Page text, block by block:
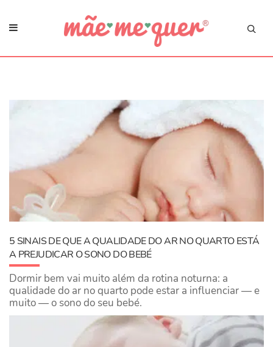
5 SINAIS DE QUE A QUALIDADE DO AR NO QUARTO ESTÁ
A PREJUDICAR O SONO DO BEBÉ
Dormir bem vai muito além da rotina noturna: a
qualidade do ar no quarto pode estar a influenciar — e
muito — o sono do seu bebé.